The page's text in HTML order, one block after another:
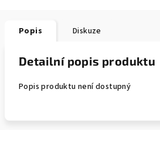
Popis Diskuze
Detailní popis produktu
Popis produktu není dostupný